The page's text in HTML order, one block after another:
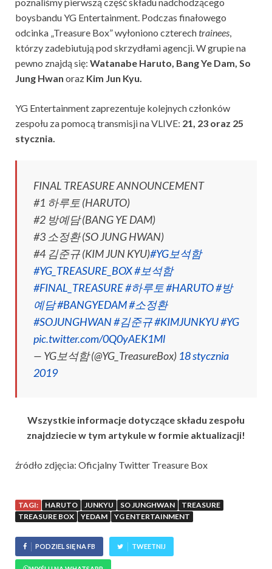
poznaliśmy pierwszą część składu nadchodzącego
boysbandu YG Entertainment. Podczas finałowego
odcinka „Treasure Box” wyłoniono czterechtrainees,
którzy zadebiutują pod skrzydłami agencji. W grupie na
pewno znajdą się: Watanabe Haruto, Bang Ye Dam, So
Jung Hwan oraz Kim Jun Kyu.
YG Entertainment zaprezentuje kolejnych członków
zespołu za pomocą transmisji na VLIVE: 21, 23 oraz 25
stycznia.
FINAL TREASURE ANNOUNCEMENT
#1 하루토 (HARUTO)
#2 방예담 (BANG YE DAM)
#3 소정환 (SO JUNG HWAN)
#4 김준규 (KIM JUN KYU)#YG보석함
#YG_TREASURE_BOX#보석함
#FINAL_TREASURE#하루토#HARUTO#방
예담#BANGYEDAM#소정환
#SOJUNGHWAN#김준규#KIMJUNKYU#YG
pic.twitter.com/0Q0yAEK1Ml
— YG보석함 (@YG_TreasureBox) 18 stycznia
2019
Wszystkie informacje dotyczące składu zespołu
znajdziecie w tym artykule w formie aktualizacji!
źródło zdjęcia: Oficjalny Twitter Treasure Box
TAGI: HARUTO JUNKYU SO JUNGHWAN
TREASURE
TREASURE BOX
YEDAM YG ENTERTAINMENT
PODZIEL SIĘ NA FB TWEETNIJ